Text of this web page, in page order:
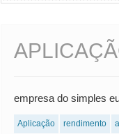
empresa do simples
Aplicação rendimento